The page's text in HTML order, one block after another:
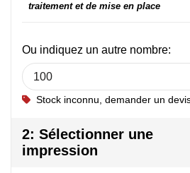
Ou indiquez un autre nombre:
Stock inconnu, demander un
traitement et de mise en place
2: Sélectionner une
impression